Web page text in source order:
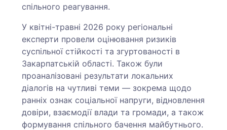
спільного реагування.
У квітні-травні 2026 року регіональні
експерти провели оцінювання ризиків
суспільної стійкості та згуртованості в
Закарпатській області. Також були
проаналізовані результати локальних
діалогів на чутливі теми — зокрема щодо
ранніх ознак соціальної напруги, відновлення
довіри, взаємодії влади та громади, а також
формування спільного бачення майбутнього.